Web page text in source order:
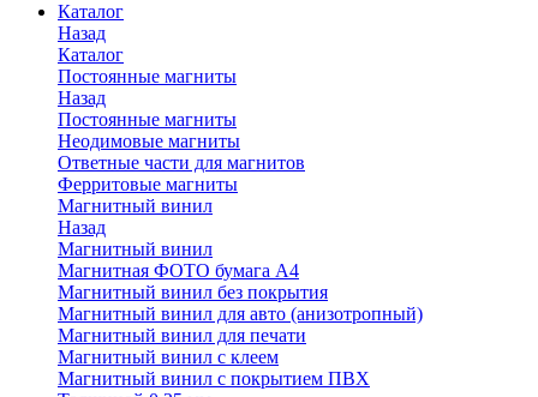
Каталог
Назад
Каталог
Постоянные магниты
Назад
Постоянные магниты
Неодимовые магниты
Ответные части для магнитов
Ферритовые магниты
Магнитный винил
Назад
Магнитный винил
Магнитная ФОТО бумага А4
Магнитный винил без покрытия
Магнитный винил для авто (анизотропный)
Магнитный винил для печати
Магнитный винил с клеем
Магнитный винил с покрытием ПВХ